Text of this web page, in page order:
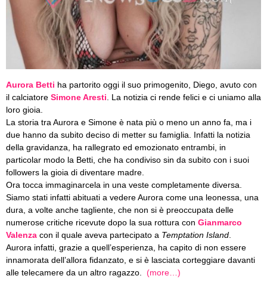
Aurora Betti ha partorito oggi il suo primogenito, Diego, avuto con
il calciatore Simone Aresti . La notizia ci rende felici e ci uniamo alla
loro gioia.
La storia tra Aurora e Simone è nata più o meno un anno fa, ma i
due hanno da subito deciso di metter su famiglia. Infatti la notizia
della gravidanza, ha rallegrato ed emozionato entrambi, in
particolar modo la Betti, che ha condiviso sin da subito con i suoi
followers la gioia di diventare madre.
Ora tocca immaginarcela in una veste completamente diversa.
Siamo stati infatti abituati a vedere Aurora come una leonessa, una
dura, a volte anche tagliente, che non si è preoccupata delle
numerose critiche ricevute dopo la sua rottura con Gianmarco
Valenza con il quale aveva partecipato a Temptation Island
Aurora infatti, grazie a quell’esperienza, ha capito di non essere
innamorata dell’allora fidanzato, e si è lasciata corteggiare davanti
alle telecamere da un altro ragazzo. (more…)